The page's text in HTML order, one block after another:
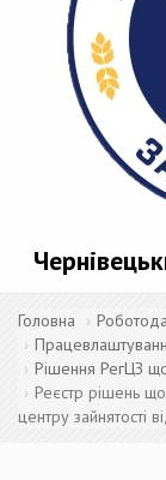
Головна
Рішення РегЦЗ
Реєстр рішень
центру зайнятості